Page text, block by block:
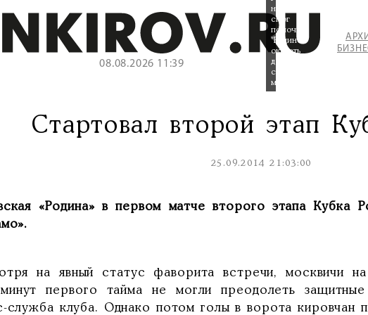
08.08.2026 11:39
не
смог
помочь
"Родине"
оказать
достойное
сопротивление
москвичам.
Стартовал второй этап
25.09.2014 21:03:00
«Родина» в первом матче второго этапа Кубка
на явный статус фаворита встречи, москвичи
первого тайма не могли преодолеть
служба клуба. Однако потом голы в ворота кировчан